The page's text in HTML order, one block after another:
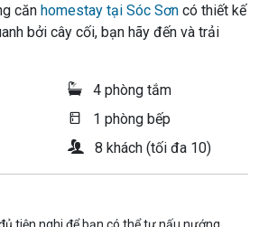
căn homestay tại Sóc Sơn có thiết kế
bởi cây cối, bạn hãy đến và trải
4 phòng tắm
1 phòng bếp
8 khách (tối đa 10)